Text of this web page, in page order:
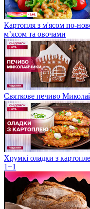
Картопля з м'ясом по-
м’ясом та овочами
Святкове печиво
Хрумкі оладки з
1+1